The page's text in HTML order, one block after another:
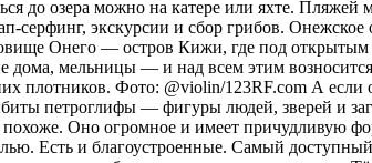
до озера можно на катере или яхте.
серфинг, экскурсии и сбор грибов.
Онего — остров Кижи, где под открытым
дома, мельницы — и над всем этим
плотников. Фото: @violin/123RF.com А
петроглифы — фигуры людей, зверей и
Оно огромное и имеет причудливую
Есть и благоустроенные. Самый